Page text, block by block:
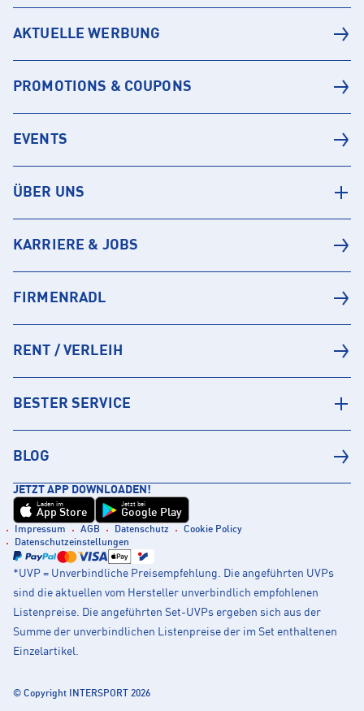
AKTUELLE WERBUNG
PROMOTIONS & COUPONS
EVENTS
ÜBER UNS
KARRIERE & JOBS
FIRMENRADL
RENT / VERLEIH
BESTER SERVICE
BLOG
JETZT APP DOWNLOADEN!
Laden im
App Store
Jetzt bei
Google Play
Impressum AGB Datenschutz
Cookie Policy
Datenschutzeinstellungen
*UVP = Unverbindliche Preisempfehlung. Die angeführten UVPs
sind die aktuellen vom Hersteller unverbindlich empfohlenen
Listenpreise. Die angeführten Set-UVPs ergeben sich aus der
Summe der unverbindlichen Listenpreise der im Set enthaltenen
Einzelartikel.
© Copyright INTERSPORT 2026